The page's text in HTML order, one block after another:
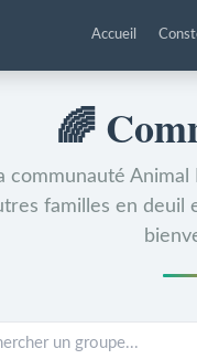
Accueil
🌈
communauté
familles en